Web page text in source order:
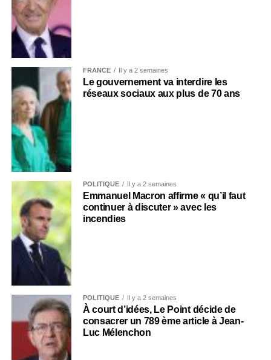
FRANCE Il y a 2 semaines
Le gouvernement va interdire les
réseaux sociaux aux plus de 70 ans
POLITIQUE Il y a 2 semaines
Emmanuel Macron affirme « qu’il faut
continuer à discuter » avec les
incendies
POLITIQUE Il y a 2 semaines
À court d’idées, Le Point décide de
consacrer un 789 ème article à Jean-
Luc Mélenchon